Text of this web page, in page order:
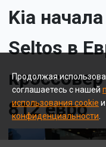
Kia
Seltos в
812 евро
Продолжая
соглашаетесь с нашей
использования cookie и
конфиденциальности